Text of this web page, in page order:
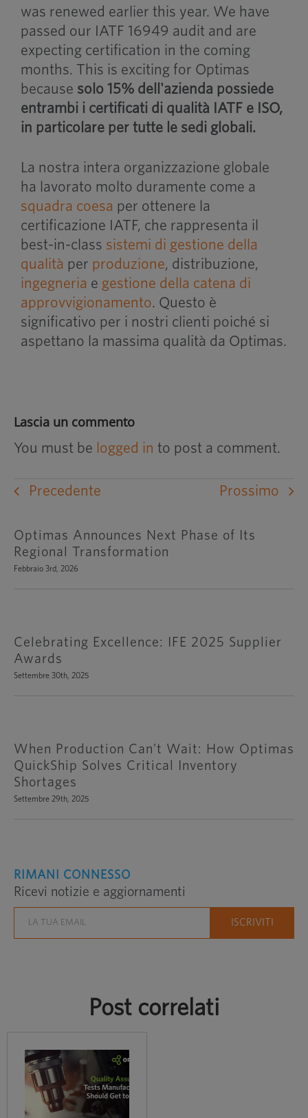
was renewed earlier this year. We have
passed our IATF 16949 audit and are
expecting certification in the coming
months. This is exciting for Optimas
because solo 15% dell'azienda possiede
entrambi i certificati di qualità IATF e ISO,
in particolare per tutte le sedi globali.
La nostra intera organizzazione globale
ha lavorato molto duramente come a
squadra coesa per ottenere la
certificazione IATF, che rappresenta il
best-in-class sistemi di gestione della
qualità per produzione, distribuzione,
ingegneria e gestione della catena di
approvvigionamento. Questo è
significativo per i nostri clienti poiché si
aspettano la massima qualità da Optimas.
Lascia un commento
You must be logged in to post a comment.
Precedente Prossimo
Optimas Announces Next Phase of Its
Regional Transformation
Febbraio 3rd, 2026
Celebrating Excellence: IFE 2025 Supplier
Awards
Settembre 30th, 2025
When Production Can’t Wait: How Optimas
QuickShip Solves Critical Inventory
Shortages
Settembre 29th, 2025
RIMANI CONNESSO
Ricevi notizie e aggiornamenti
Post correlati